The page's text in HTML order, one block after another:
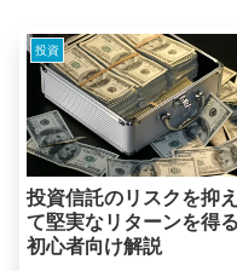
投資
投資信託のリスクを抑え
て堅実なリターンを得る
初心者向け解説